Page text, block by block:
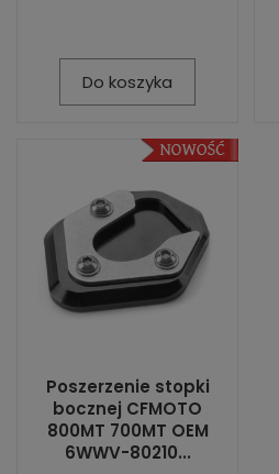
Do koszyka
Poszerzenie stopki
bocznej CFMOTO
800MT 700MT OEM
6WWV-80210...